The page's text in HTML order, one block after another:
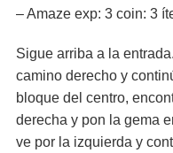
– Amaze exp: 3 coin: 3
Sigue arriba a la
camino derecho y
bloque del centro,
derecha y pon la gema
ve por la izquierda y